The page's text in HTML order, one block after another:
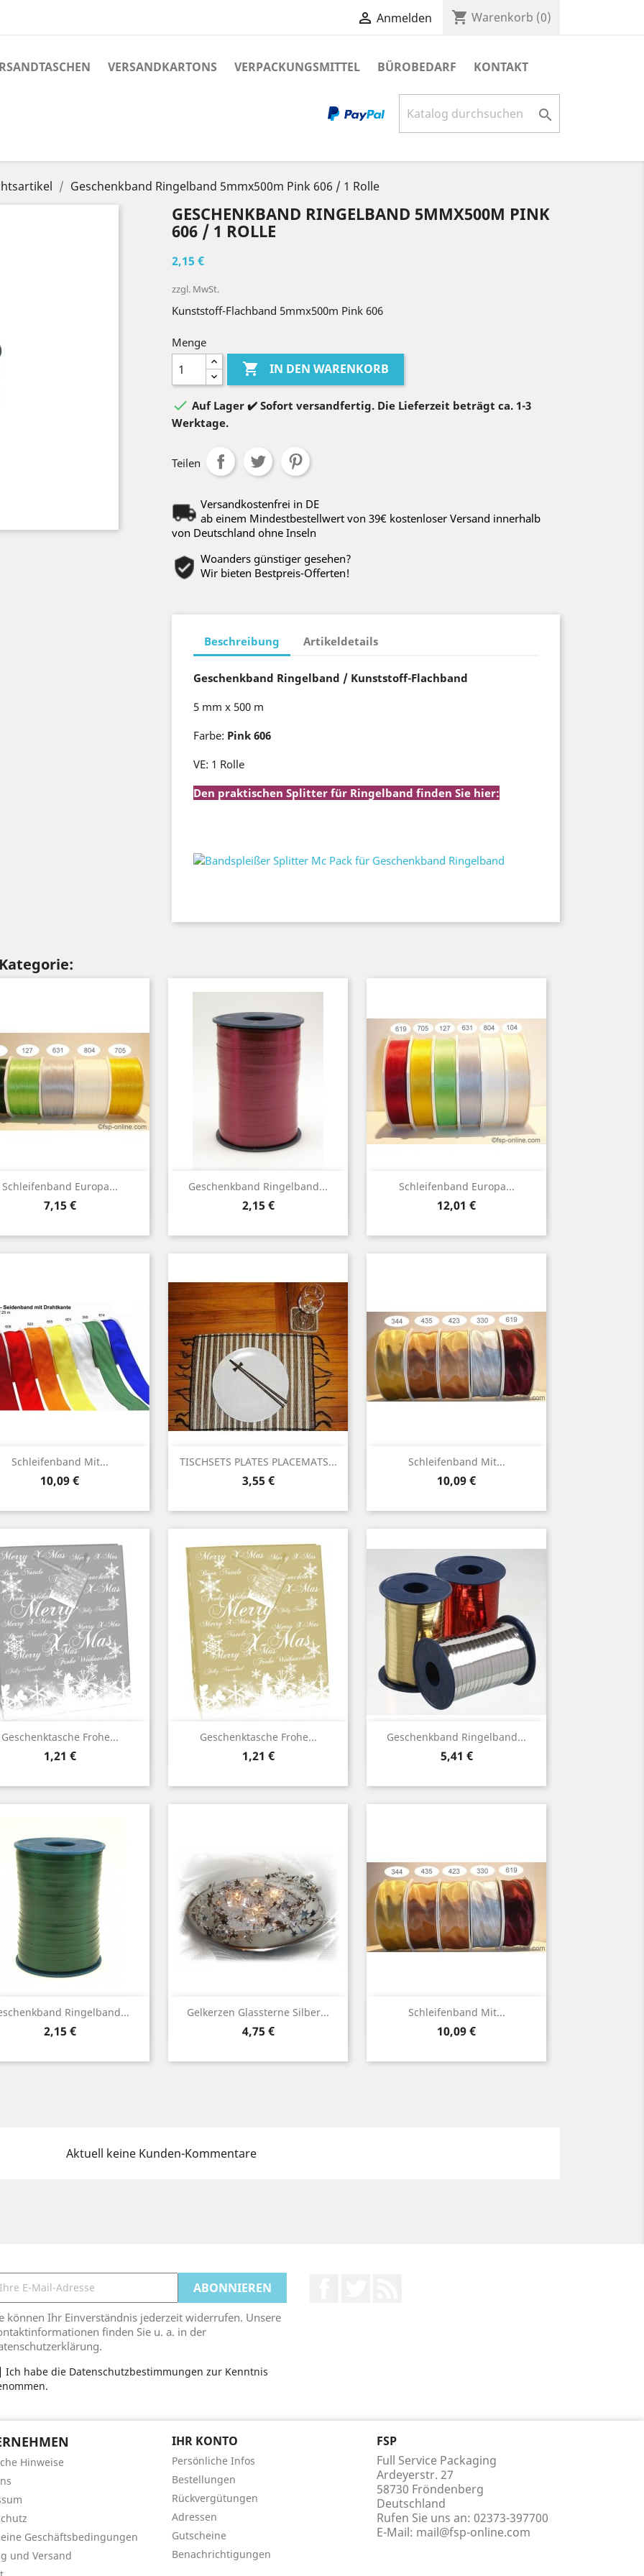
 Anmelden shopping_cart Warenkorb (0)
VERSANDKARTONS VERPACKUNGSMITTEL BÜROBEDARF KONTAKT

Geschenkband Ringelband 5mmx500m Pink 606 / 1 Rolle
GESCHENKBAND RINGELBAND 5MMX500M PINK
606 / 1 ROLLE
2,15 €
zzgl. MwSt.
Kunststoff-Flachband 5mmx500m Pink 606
Menge
 IN DEN WARENKORB
 Auf Lager ✔️ Sofort versandfertig. Die Lieferzeit beträgt ca. 1-3
Werktage.
Teilen
Versandkostenfrei in DE
ab einem Mindestbestellwert von 39€ kostenloser Versand innerhalb
von Deutschland ohne Inseln
Woanders günstiger gesehen?
Wir bieten Bestpreis-Offerten!
Beschreibung Artikeldetails
Geschenkband Ringelband / Kunststoff-Flachband
5 mm x 500 m
Farbe: Pink 606
VE: 1 Rolle
Den praktischen Splitter für Ringelband finden Sie hier:
Schleifenband Europa...
Preis
7,15 €
Vorschau Geschenkband Ringelband...
Preis
2,15 €
Vorschau Schleifenband Europa...
Preis
12,01 €
Vorschau
Schleifenband Mit...
Preis
10,09 €
Vorschau TISCHSETS PLATES PLACEMATS...
Preis
3,55 €
Vorschau Schleifenband Mit...
Preis
10,09 €
Vorschau
Geschenktasche Frohe...
Preis
1,21 €
Vorschau Geschenktasche Frohe...
Preis
1,21 €
Vorschau Geschenkband Ringelband...
Preis
5,41 €
Vorschau
Ringelband...
Preis
2,15 €
Vorschau Gelkerzen Glassterne Silber...
Preis
4,75 €
Vorschau Schleifenband Mit...
Preis
10,09 €
Vorschau
Aktuell keine Kunden-Kommentare
können Ihr Einverständnis jederzeit widerrufen. Unsere
finden Sie u. a. in der
Ich habe die Datenschutzbestimmungen zur Kenntnis
Hinweise
Geschäftsbedingungen
und Versand
IHR KONTO
Persönliche Infos
Bestellungen
Rückvergütungen
Adressen
Gutscheine
Benachrichtigungen
FSP
Full Service Packaging
Ardeyerstr. 27
58730 Fröndenberg
Deutschland
Rufen Sie uns an: 02373-397700
E-Mail: mail@fsp-online.com